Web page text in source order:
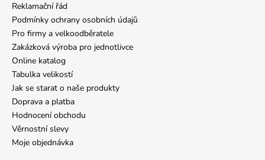
Reklamační řád
Podmínky ochrany osobních údajů
Pro firmy a velkoodběratele
Zakázková výroba pro jednotlivce
Online katalog
Tabulka velikostí
Jak se starat o naše produkty
Doprava a platba
Hodnocení obchodu
Věrnostní slevy
Moje objednávka